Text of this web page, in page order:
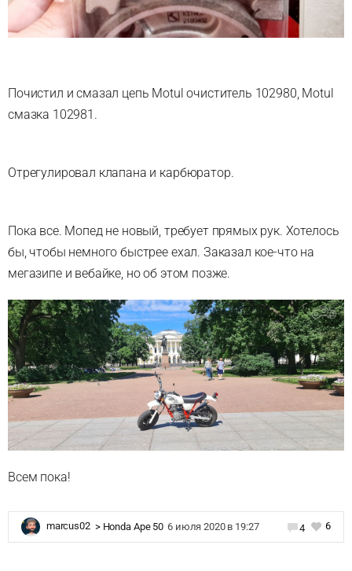
Почистил и смазал цепь Motul очиститель 102980, Motul
смазка 102981.
Отрегулировал клапана и карбюратор.
Пока все. Мопед не новый, требует прямых рук. Хотелось
бы, чтобы немного быстрее ехал. Заказал кое-что на
мегазипе и вебайке, но об этом позже.
Всем пока!
marcus02 > Honda Ape 50 6 июля 2020 в 19:27 4 6